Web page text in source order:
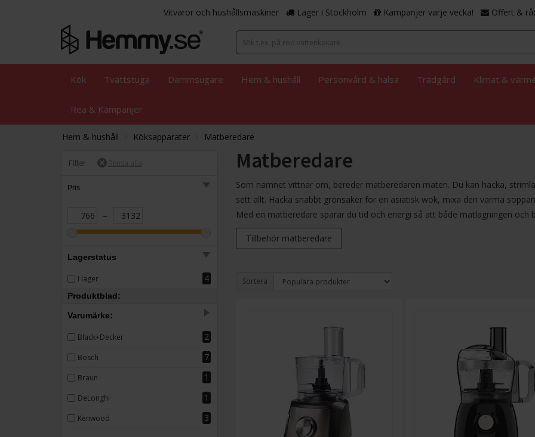
Vitvaror och hushållsmaskiner Lager i Stockholm Kampanjer varje vecka! Offert &
Kök Tvättstuga Dammsugare Hem & hushåll Personvård & hälsa Trädgård Klimat &
Rea & Kampanjer
Hem & hushåll Köksapparater Matberedare
Filter
Pris
–
Lagerstatus
I lager 4
Produktblad:
Varumärke:
Black+Decker 2
Bosch 7
Braun 1
DeLonghi 1
Kenwood 3
Matberedare
Som namnet vittnar om, bereder matberedaren maten. Du kan hacka,
sett allt. Hacka snabbt grönsaker för en asiatisk wok, mixa den varma
Med en matberedare sparar du tid och energi så att både matlagningen och
Tillbehör matberedare
Sortera